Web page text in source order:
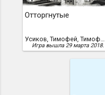
Отторгнутые
Усиков, Тимофей, Тимофей Усиков (lion_tka4)
Игра вышла 29 марта 2018.